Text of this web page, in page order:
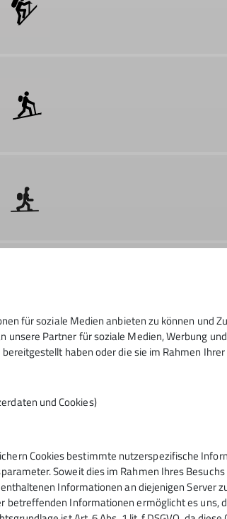
für soziale Medien anbieten zu können und
Partner für soziale Medien, Werbung
haben oder die sie im Rahmen
und Cookies)
Cookies bestimmte nutzerspezifische
Soweit dies im Rahmen Ihres
Informationen an diejenigen Server
betreffenden Informationen ermöglicht es uns,